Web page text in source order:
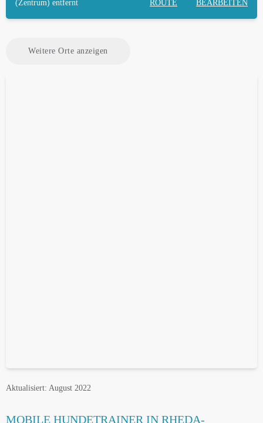
(Zentrum) entfernt ROUTE BEARBEITEN
Weitere Orte anzeigen
Aktualisiert: August 2022
MOBILE HUNDETRAINER IN RHEDA-